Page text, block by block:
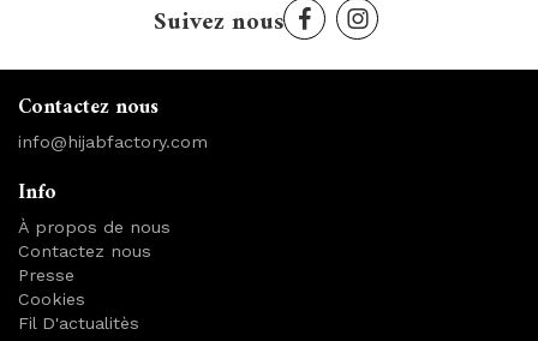
Suivez nous
Contactez nous
info@hijabfactory.com
Info
À propos de nous
Contactez nous
Presse
Cookies
Fil D'actualitès